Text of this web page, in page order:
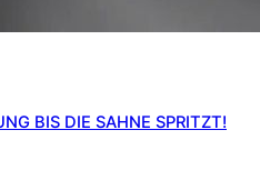
BIS DIE SAHNE SPRITZT!